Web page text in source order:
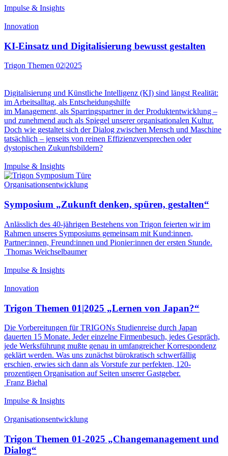
Impulse & Insights
Innovation
KI-Einsatz und Digitalisierung bewusst gestalten
Trigon Themen 02|2025
Digitalisierung und Künstliche Intelligenz (KI) sind längst Realität:
im Arbeitsalltag, als Entscheidungshilfe
im Management, als Sparringspartner in der Produktentwicklung –
und zunehmend auch als Spiegel unserer organisationalen Kultur.
Doch wie gestaltet sich der Dialog zwischen Mensch und Maschine
tatsächlich – jenseits von reinen Effizienzversprechen oder
dystopischen Zukunftsbildern?
Impulse & Insights
Organisationsentwicklung
Symposium „Zukunft denken, spüren, gestalten“
Anlässlich des 40-jährigen Bestehens von Trigon feierten wir im
Rahmen unseres Symposiums gemeinsam mit Kund:innen,
Partner:innen, Freund:innen und Pionier:innen der ersten Stunde.
Thomas Weichselbaumer
Impulse & Insights
Innovation
Trigon Themen 01|2025 „Lernen von Japan?“
Die Vorbereitungen für TRIGONs Studienreise durch Japan
dauerten 15 Monate. Jeder einzelne Firmenbesuch, jedes Gespräch,
jede Werksführung mußte genau in umfangreicher Korrespondenz
geklärt werden. Was uns zunächst bürokratisch schwerfällig
erschien, erwies sich dann als Vorstufe zur perfekten, 120-
prozentigen Organisation auf Seiten unserer Gastgeber.
Franz Biehal
Impulse & Insights
Organisationsentwicklung
Trigon Themen 01-2025 „Changemanagement und
Dialog“